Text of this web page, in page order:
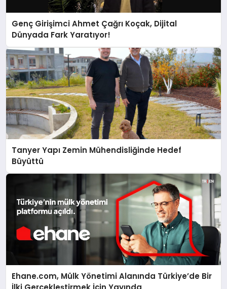
Genç Girişimci Ahmet Çağrı Koçak, Dijital
Dünyada Fark Yaratıyor!
Tanyer Yapı Zemin Mühendisliğinde Hedef
Büyüttü
Ehane.com, Mülk Yönetimi Alanında Türkiye’de Bir